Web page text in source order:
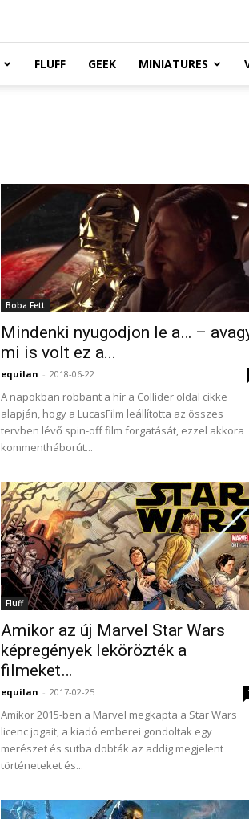
FLUFF GEEK MINIATURES
Boba Fett
Mindenki nyugodjon le a… –
mi is volt ez a...
equilan - 2018-06-22
A napokban robbant a hír a Collider oldal cikke
alapján, hogy a LucasFilm leállította az összes
tervben lévő spin-off film forgatását, ezzel akkora
kommentháborút...
Fluff
Amikor az új Marvel Star Wars
képregények lekörözték a
filmeket…
equilan - 2017-02-25
Amikor 2015-ben a Marvel megkapta a Star Wars
licenc jogait, a kiadó emberei gondoltak egy
merészet és sutba dobták az addig megjelent
történeteket és...